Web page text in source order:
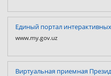
Единый портал
www.my.gov.uz
Виртуальная приемная